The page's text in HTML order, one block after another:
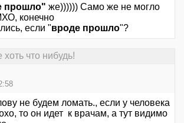
прошло" же)))))) Само же не могло
конечно
если "вроде прошло"?
хоть что нибудь!
не будем ломать., если у человека
то он идет к врачам, а тут видимо